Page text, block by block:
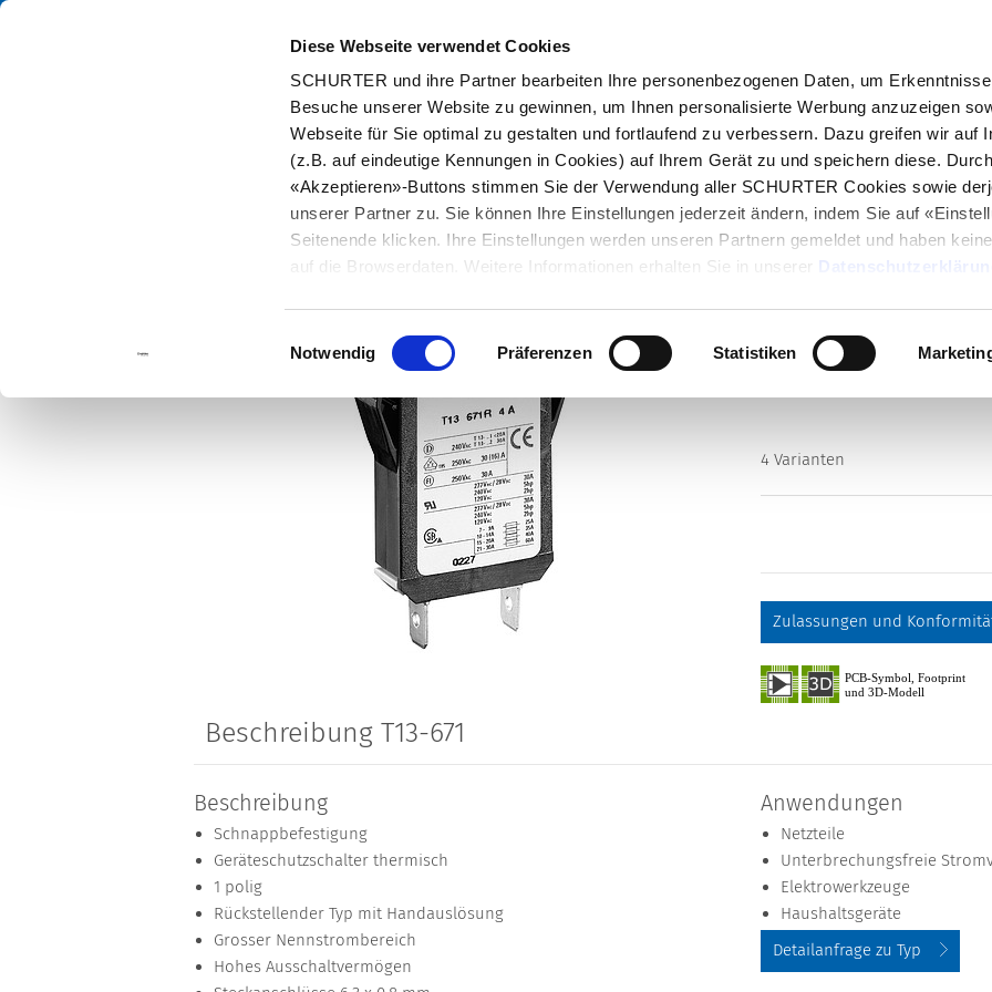
Diese Webseite verwendet Cookies
SCHURTER und ihre Partner bearbeiten Ihre personenbezogenen Daten, um
Besuche unserer Website zu gewinnen, um Ihnen personalisierte Werbung anzuzeigen
Webseite für Sie optimal zu gestalten und fortlaufend zu verbessern. Dazu greifen wir auf
(z.B. auf eindeutige Kennungen in Cookies) auf Ihrem Gerät zu und speichern diese.
«Akzeptieren»-Buttons stimmen Sie der Verwendung aller SCHURTER Cookies sowie
unserer Partner zu. Sie können Ihre Einstellungen jederzeit ändern, indem Sie auf
Seitenende klicken. Ihre Einstellungen werden unseren Partnern gemeldet und haben
auf die Browserdaten. Weitere Informationen erhalten Sie in unserer Datenschutzerklärung
Einwilligungsauswahl
Notwendig Präferenzen Statistiken
Katalog
Serie
T13-671
Geräteschutzschalter
4 Varianten
Zulassungen und
Beschreibung T13-671
Beschreibung
Schnappbefestigung
Geräteschutzschalter thermisch
1 polig
Rückstellender Typ mit Handauslösung
Grosser Nennstrombereich
Hohes Ausschaltvermögen
Anwendungen
Netzteile
Unterbrechungsfreie
Elektrowerkzeuge
Haushaltsgeräte
Detailanfrage zu Typ